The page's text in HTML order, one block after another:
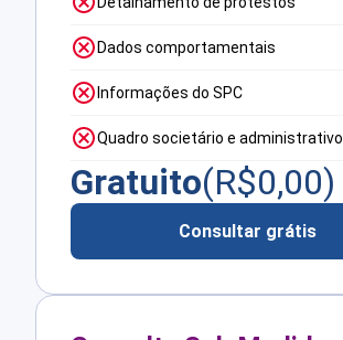
Dados comportamentais
Informações do SPC
Quadro societário e administrativo
Gratuito(R$0,00)
Consultar grátis